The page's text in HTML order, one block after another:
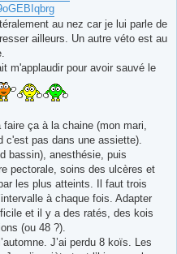
au nez car je lui parle de
ailleurs. Un autre véto est au
m'applaudir pour avoir sauvé le
ça à la chaine (mon mari,
pas dans une assiette).
bassin), anesthésie, puis
pectorale, soins des ulcères et
les plus atteints. Il faut trois
à chaque fois. Adapter
et il y a des ratés, des kois
(ou 48 ?).
J’ai perdu 8 koïs. Les